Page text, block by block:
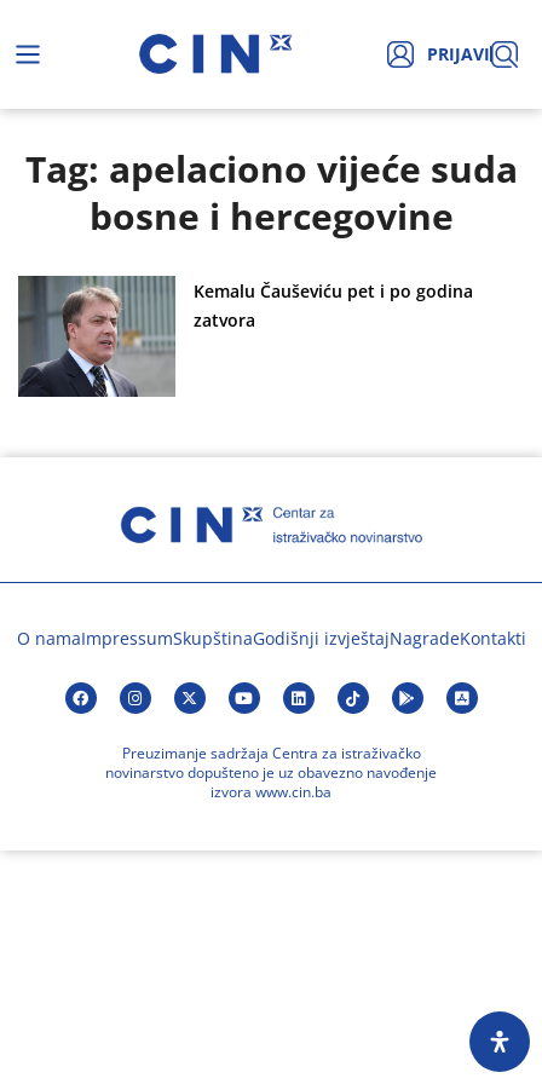
PRIJAVI
Tag: apelaciono vijeće suda
bosne i hercegovine
Kemalu Čauševiću pet i po godina
zatvora
O namaImpressumSkupštinaGodišnji izvještajNagradeKontakti
Preuzimanje sadržaja Centra za istraživačko
novinarstvo dopušteno je uz obavezno navođenje
izvora www.cin.ba